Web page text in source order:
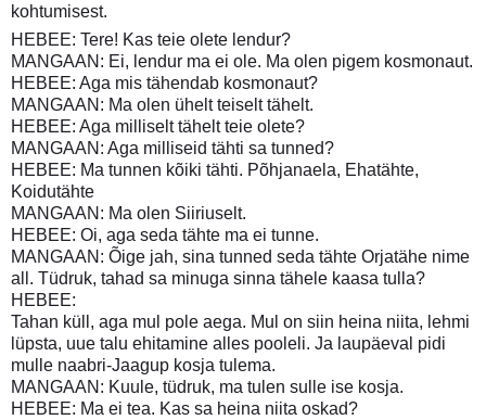
kohtumisest.
HEBEE: Tere! Kas teie olete lendur?
MANGAAN: Ei, lendur ma ei ole. Ma olen pigem kosmonaut.
HEBEE: Aga mis tähendab kosmonaut?
MANGAAN: Ma olen ühelt teiselt tähelt.
HEBEE: Aga milliselt tähelt teie olete?
MANGAAN: Aga milliseid tähti sa tunned?
HEBEE: Ma tunnen kõiki tähti. Põhjanaela, Ehatähte,
Koidutähte
MANGAAN: Ma olen Siiriuselt.
HEBEE: Oi, aga seda tähte ma ei tunne.
MANGAAN: Õige jah, sina tunned seda tähte Orjatähe nime
all. Tüdruk, tahad sa minuga sinna tähele kaasa tulla?
HEBEE:
Tahan küll, aga mul pole aega. Mul on siin heina niita, lehmi
lüpsta, uue talu ehitamine alles pooleli. Ja laupäeval pidi
mulle naabri-Jaagup kosja tulema.
MANGAAN: Kuule, tüdruk, ma tulen sulle ise kosja.
HEBEE: Ma ei tea. Kas sa heina niita oskad?